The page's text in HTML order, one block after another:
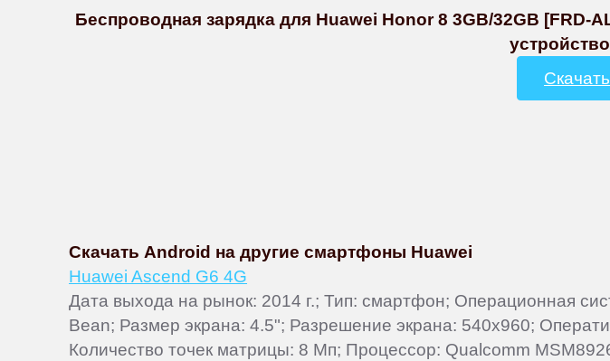
Беспроводная зарядка для Huawei Honor 8 3GB/32GB [FRD-
Скачать Android на другие смартфоны Huawei
Huawei Ascend G6 4G
Дата выхода на рынок: 2014 г.; Тип: смартфон; Операционная
Bean; Размер экрана: 4.5"; Разрешение экрана: 540x960;
Количество точек матрицы: 8 Мп; Процессор: Qualcomm